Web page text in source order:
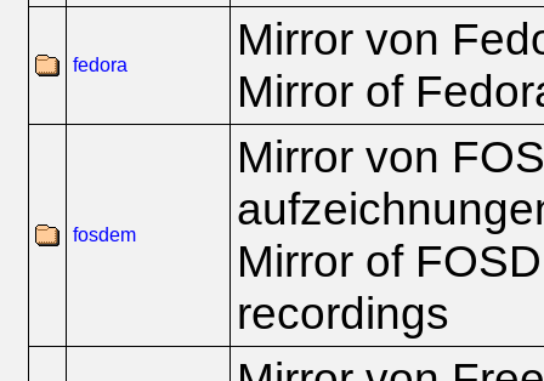
fedora
Mirror von
Mirror of
fosdem
Mirror von
Mirror of
recordings